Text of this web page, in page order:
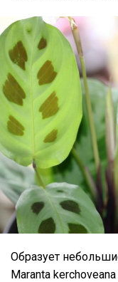
Образует
Maranta